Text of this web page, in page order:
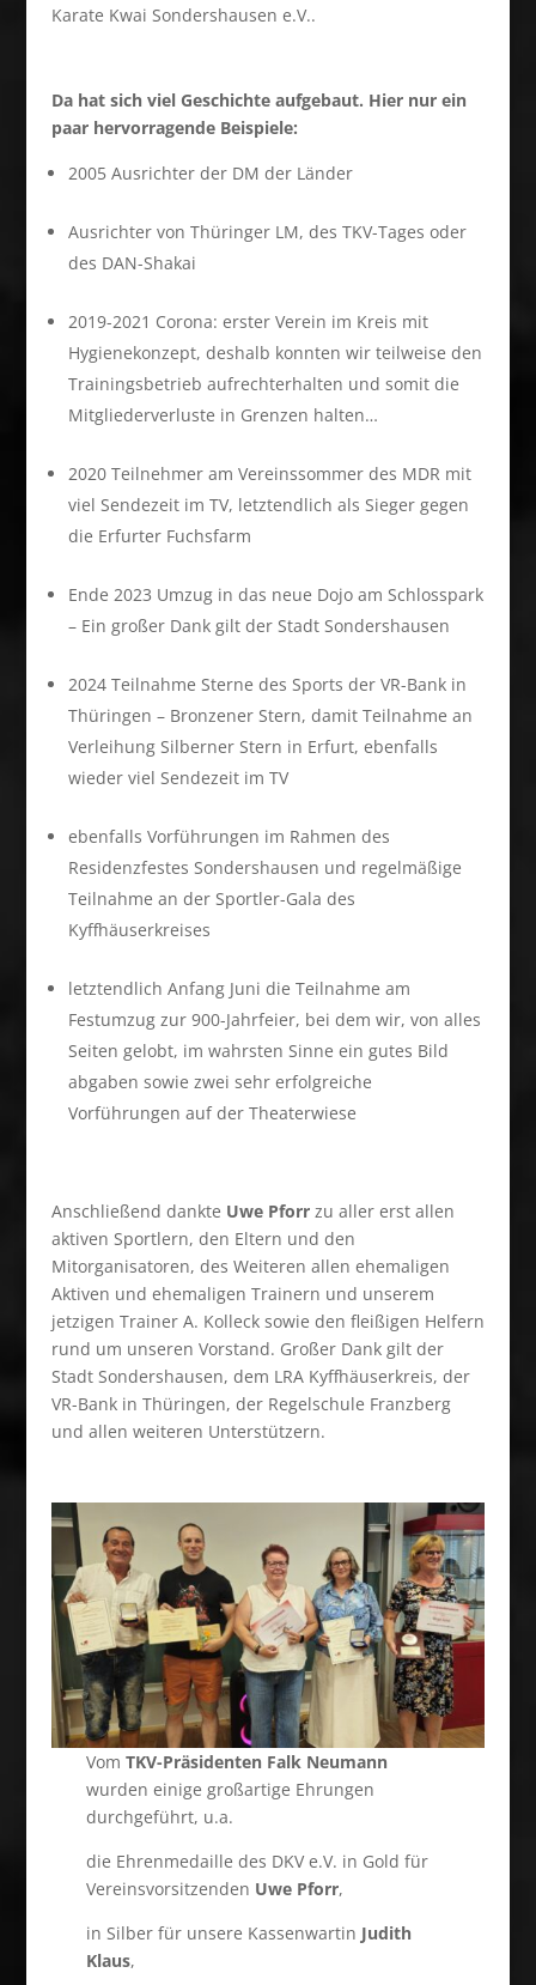
Karate Kwai Sondershausen e.V..
Da hat sich viel Geschichte aufgebaut. Hier nur ein
paar hervorragende Beispiele:
2005 Ausrichter der DM der Länder
Ausrichter von Thüringer LM, des TKV-Tages oder
des DAN-Shakai
2019-2021 Corona: erster Verein im Kreis mit
Hygienekonzept, deshalb konnten wir teilweise den
Trainingsbetrieb aufrechterhalten und somit die
Mitgliederverluste in Grenzen halten…
2020 Teilnehmer am Vereinssommer des MDR mit
viel Sendezeit im TV, letztendlich als Sieger gegen
die Erfurter Fuchsfarm
Ende 2023 Umzug in das neue Dojo am Schlosspark
– Ein großer Dank gilt der Stadt Sondershausen
2024 Teilnahme Sterne des Sports der VR-Bank in
Thüringen – Bronzener Stern, damit Teilnahme an
Verleihung Silberner Stern in Erfurt, ebenfalls
wieder viel Sendezeit im TV
ebenfalls Vorführungen im Rahmen des
Residenzfestes Sondershausen und regelmäßige
Teilnahme an der Sportler-Gala des
Kyffhäuserkreises
letztendlich Anfang Juni die Teilnahme am
Festumzug zur 900-Jahrfeier, bei dem wir, von alles
Seiten gelobt, im wahrsten Sinne ein gutes Bild
abgaben sowie zwei sehr erfolgreiche
Vorführungen auf der Theaterwiese
Anschließend dankte Uwe Pforr zu aller erst allen
aktiven Sportlern, den Eltern und den
Mitorganisatoren, des Weiteren allen ehemaligen
Aktiven und ehemaligen Trainern und unserem
jetzigen Trainer A. Kolleck sowie den fleißigen Helfern
rund um unseren Vorstand. Großer Dank gilt der
Stadt Sondershausen, dem LRA Kyffhäuserkreis, der
VR-Bank in Thüringen, der Regelschule Franzberg
und allen weiteren Unterstützern.
Vom TKV-Präsidenten Falk Neumann
wurden einige großartige Ehrungen
durchgeführt, u.a.
die Ehrenmedaille des DKV e.V. in Gold für
Vereinsvorsitzenden Uwe Pforr,
in Silber für unsere Kassenwartin Judith
Klaus,